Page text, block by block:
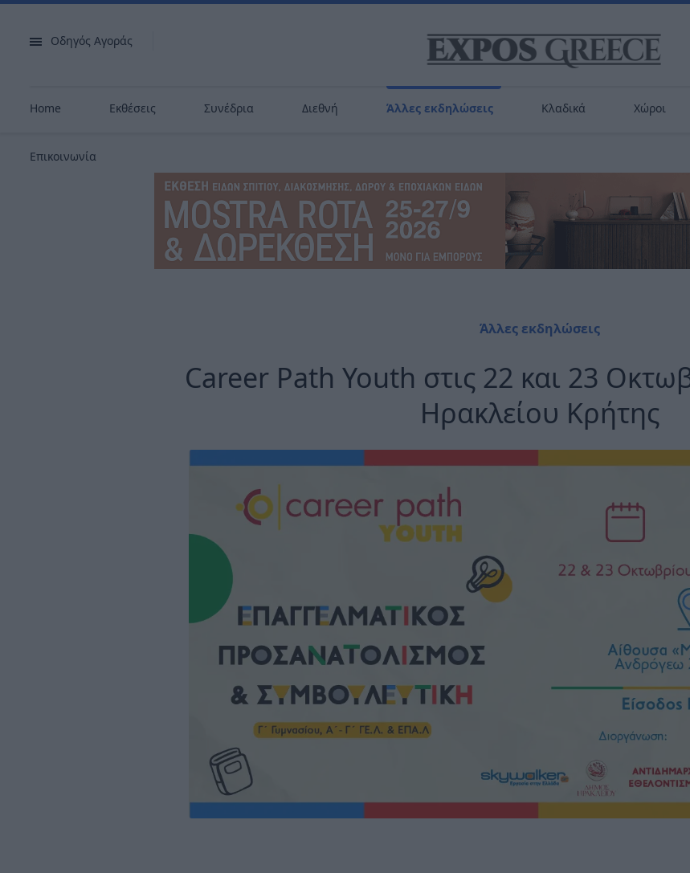
Οδηγός Αγοράς
Home Εκθέσεις Συνέδρια Διεθνή Άλλες εκδηλώσεις Κλαδικά Χώροι
Επικοινωνία
Άλλες εκδηλώσεις
Career Path Youth στις 22 και 23
Ηρακλείου Κρήτης